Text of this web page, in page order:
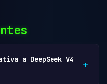
a DeepSeek V4